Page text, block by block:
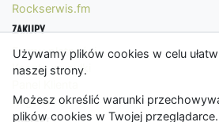
Używamy plików cookies w celu
naszej strony.
Możesz określić warunki
plików cookies w Twojej
Rockserwis.fm
ZAKUPY
Formy płatności
Koszty wysyłki
Regulamin